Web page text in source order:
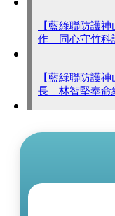
【藍綠聯防護
作 同心守竹科
【藍綠聯防護
長 林智堅奉命